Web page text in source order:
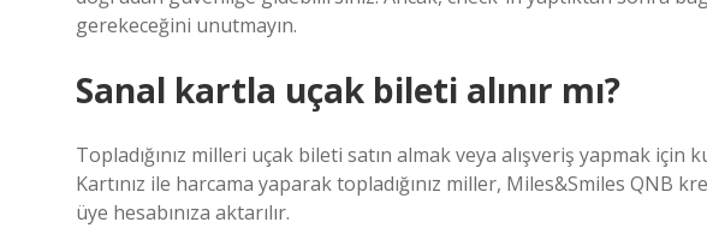
gerekeceğini unutmayın.
Sanal kartla uçak bileti alınır mı?
Topladığınız milleri uçak bileti satın almak veya alışveriş yapmak
Kartınız ile harcama yaparak topladığınız miller, Miles&Smiles QNB
üye hesabınıza aktarılır.